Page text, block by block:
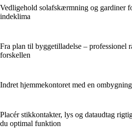
Vedligehold solafskærmning og gardiner
indeklima
Fra plan til byggetilladelse – professionel
forskellen
Indret hjemmekontoret med en
Placér stikkontakter, lys og dataudtag
du optimal funktion